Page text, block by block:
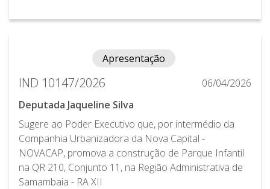
Apresentação
IND 10147/2026
06/04/2026
Deputada Jaqueline Silva
Sugere ao Poder Executivo que, por intermédio da
Companhia Urbanizadora da Nova Capital -
NOVACAP, promova a construção de Parque Infantil
na QR 210, Conjunto 11, na Região Administrativa de
Samambaia - RA XII